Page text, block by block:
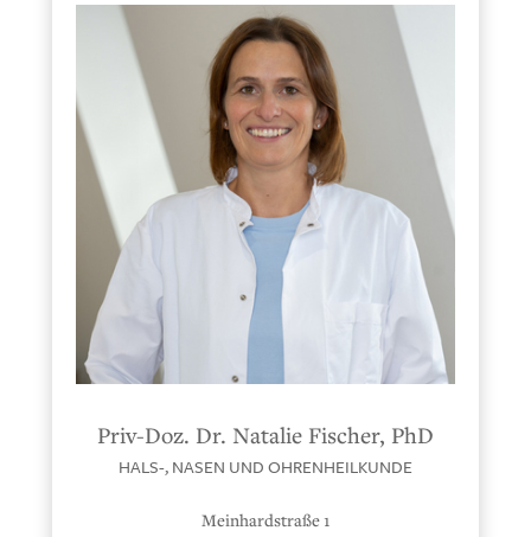
Priv-Doz. Dr. Natalie Fischer, PhD
HALS-, NASEN UND OHRENHEILKUNDE
Meinhardstraße 1